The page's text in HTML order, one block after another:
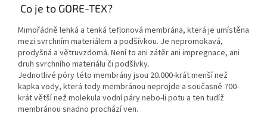
Co je to GORE-TEX?
Mimořádně lehká a tenká teflonová membrána, která je umístěna
mezi svrchním materiálem a podšívkou. Je nepromokavá,
prodyšná a větruvzdomá. Není to ani zátěr ani impregnace, ani
druh svrchního materiálu či podšívky.
Jednotlivé póry této membrány jsou 20.000-krát menší než
kapka vody, která tedy membránou neprojde a současně 700-
krát větší než molekula vodní páry nebo-li potu a ten tudíž
membránou snadno prochází ven.